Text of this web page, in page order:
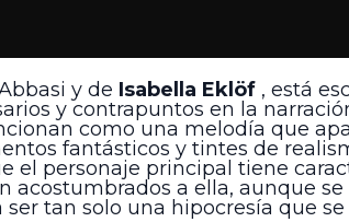
y de Isabella Eklöf , está
y contrapuntos en la
como una melodía que
fantásticos y tintes de
el personaje principal tiene
acostumbrados a ella, aunque
tan solo una hipocresía que